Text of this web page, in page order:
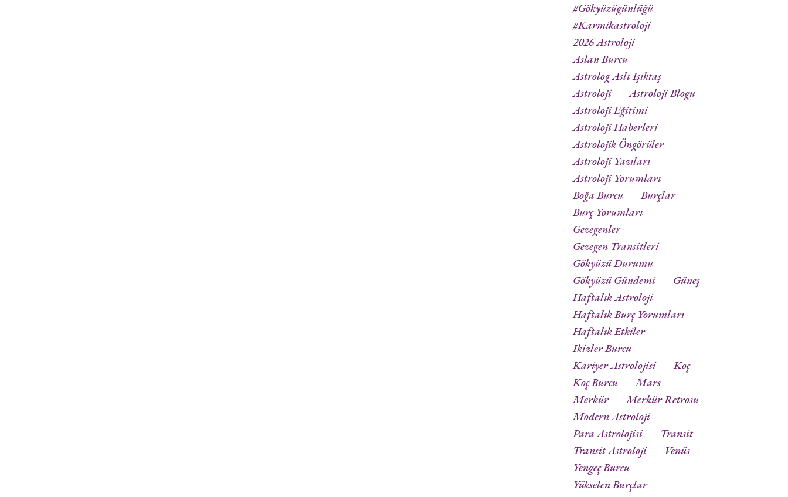
#gökyüzügünlüğü
#karmikastroloji
2026 Astroloji
Aslan Burcu
Astrolog Aslı Işıktaş
Astroloji
Astroloji Blogu
Astroloji Eğitimi
Astroloji Haberleri
Astrolojik Öngörüler
Astroloji Yazıları
Astroloji Yorumları
Boğa Burcu
Burçlar
Burç Yorumları
Gezegenler
Gezegen Transitleri
Gökyüzü Durumu
Gökyüzü Gündemi
Güneş
Haftalık Astroloji
Haftalık Burç Yorumları
Haftalık Etkiler
Ikizler Burcu
Kariyer Astrolojisi
Koç
Koç Burcu
Mars
Merkür
Merkür Retrosu
Modern Astroloji
Para Astrolojisi
Transit
Transit Astroloji
Venüs
Yengeç Burcu
Yükselen Burçlar